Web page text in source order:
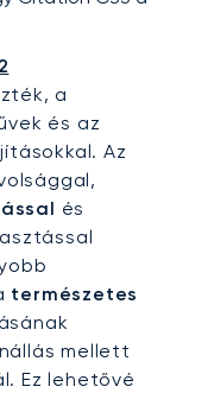
a
és az
Az
és
természetes
mellett
Ez lehetővé